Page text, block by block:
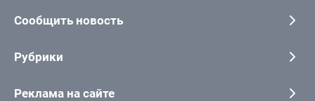
Сообщить новость
Рубрики
Реклама на сайте